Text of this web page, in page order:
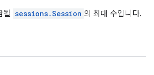
될 sessions.Session 의 최대 수입니다.